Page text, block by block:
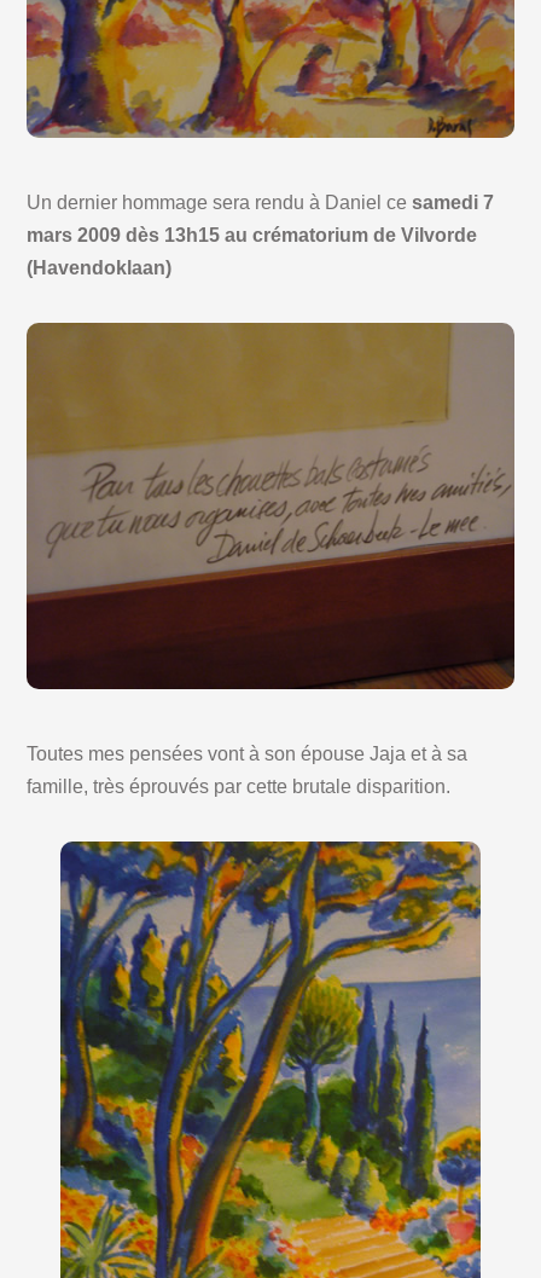
Un dernier hommage sera rendu à Daniel cesamedi 7
mars 2009 dès 13h15 au crématorium de Vilvorde
(Havendoklaan)
Toutes mes pensées vont à son épouse Jaja et à sa
famille, très éprouvés par cette brutale disparition.